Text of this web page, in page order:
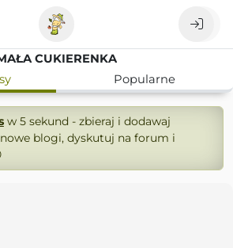
CUKIERENKA
Popularne
w 5 sekund - zbieraj i dodawaj
nowe blogi, dyskutuj na forum i